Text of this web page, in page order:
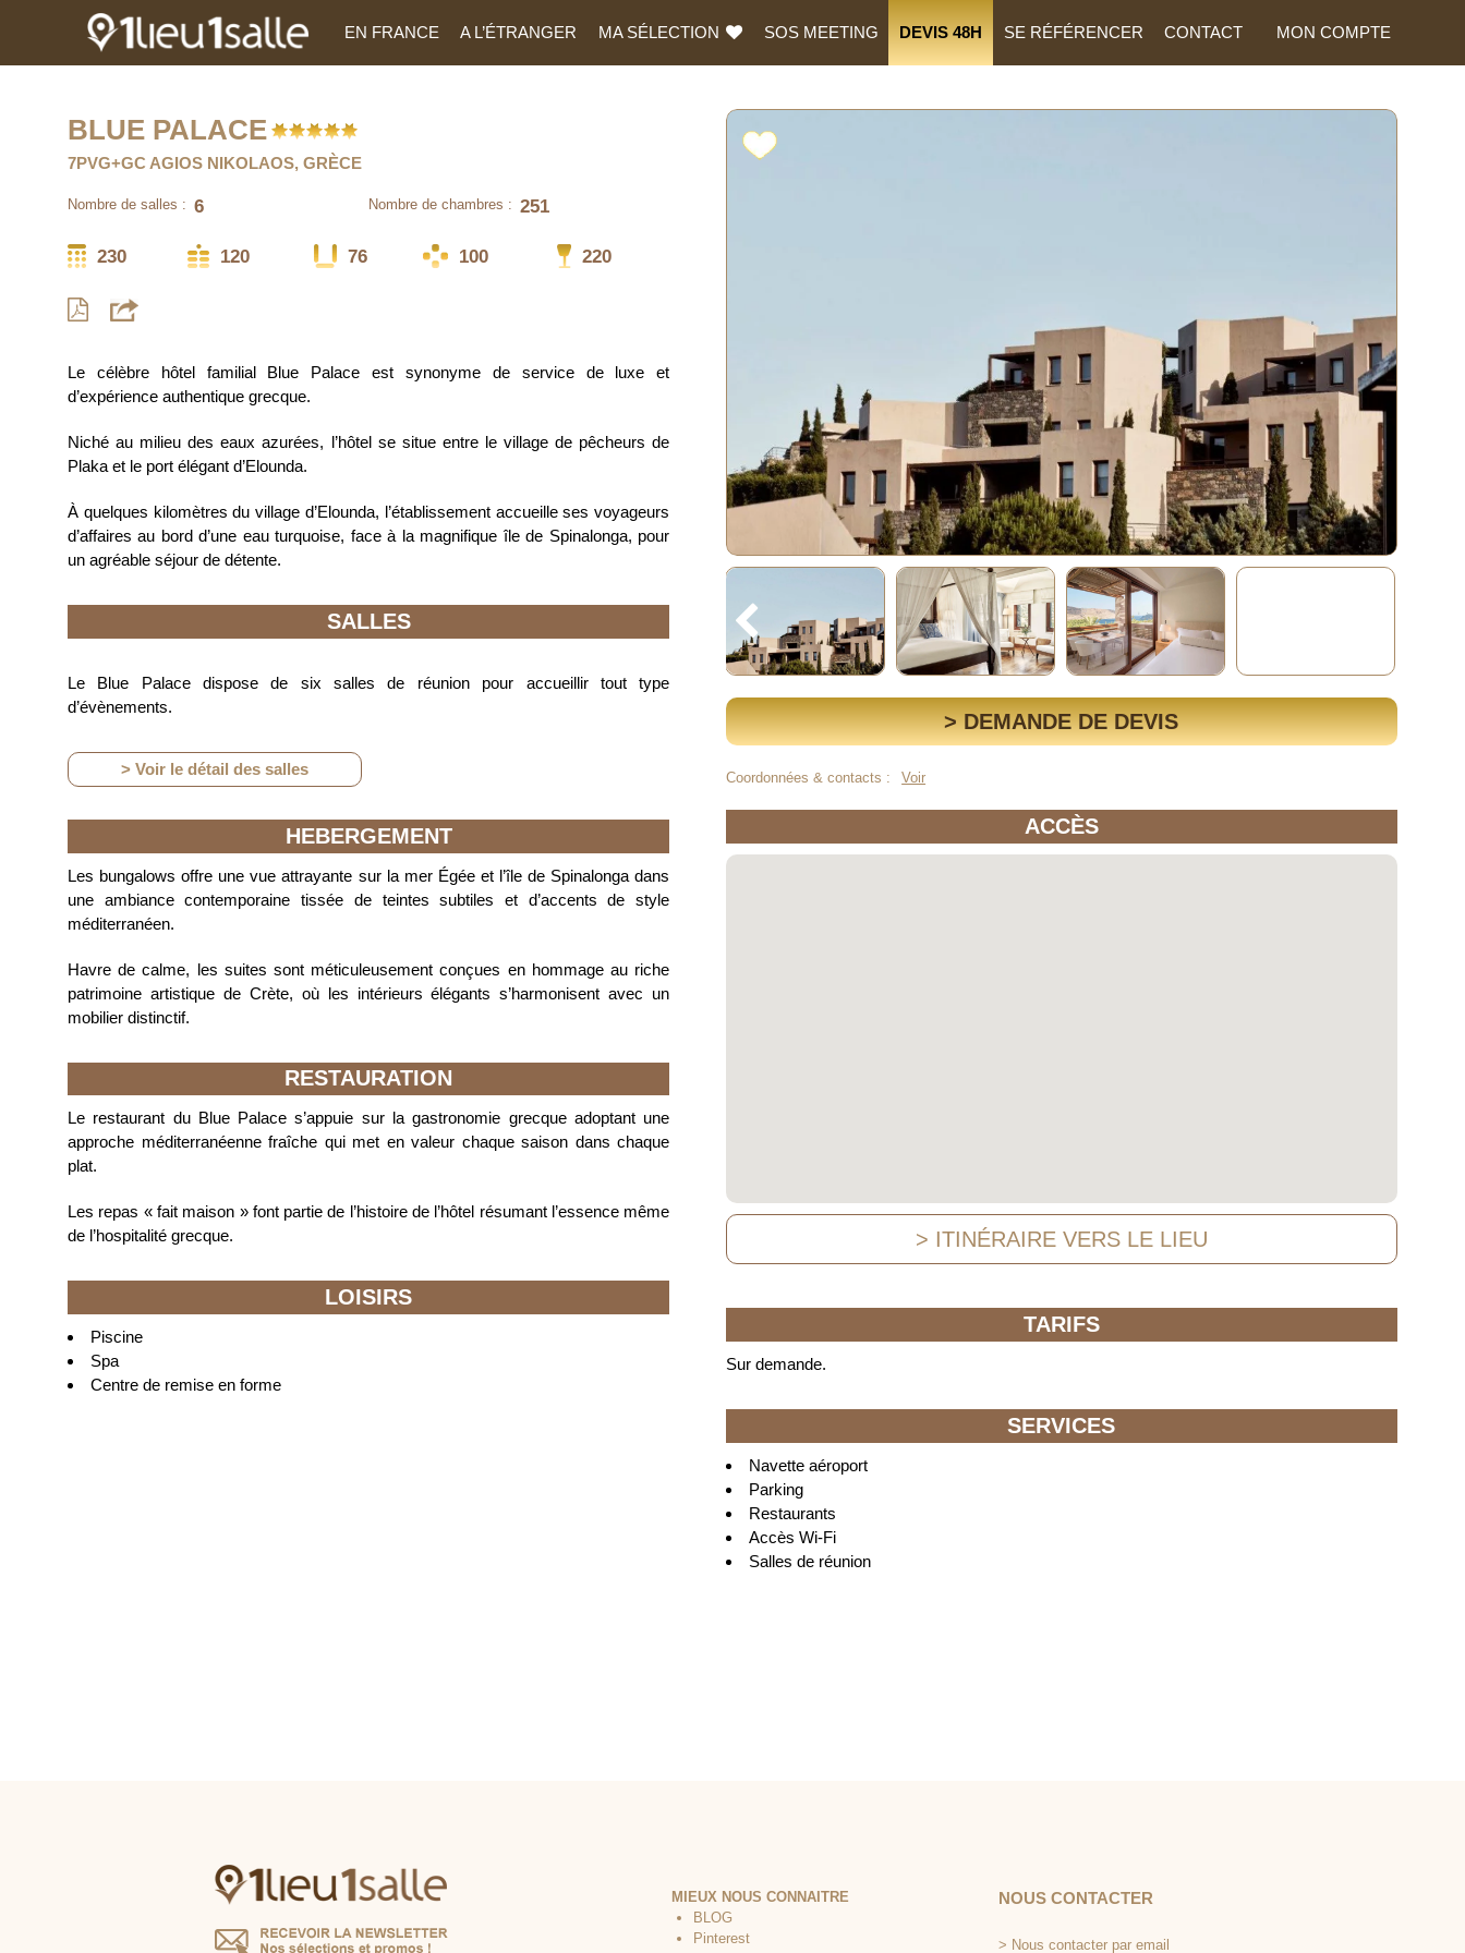
EN FRANCE A L’ÉTRANGER MA SÉLECTION SOS MEETING DEVIS 48H SE RÉFÉRENCER CONTACT MON COMPTE
BLUE PALACE
7PVG+GC AGIOS NIKOLAOS, GRÈCE
Nombre de salles : 6 Nombre de chambres : 251
230 120 76 100 220
Le célèbre hôtel familial Blue Palace est synonyme de service de luxe et
d’expérience authentique grecque.
Niché au milieu des eaux azurées, l’hôtel se situe entre le village de pêcheurs de
Plaka et le port élégant d’Elounda.
À quelques kilomètres du village d’Elounda, l’établissement accueille ses voyageurs
d’affaires au bord d’une eau turquoise, face à la magnifique île de Spinalonga, pour
un agréable séjour de détente.
SALLES
Le Blue Palace dispose de six salles de réunion pour accueillir tout type
d’évènements.
> Voir le détail des salles
HEBERGEMENT
Les bungalows offre une vue attrayante sur la mer Égée et l’île de Spinalonga dans
une ambiance contemporaine tissée de teintes subtiles et d’accents de style
méditerranéen.
Havre de calme, les suites sont méticuleusement conçues en hommage au riche
patrimoine artistique de Crète, où les intérieurs élégants s’harmonisent avec un
mobilier distinctif.
RESTAURATION
Le restaurant du Blue Palace s’appuie sur la gastronomie grecque adoptant une
approche méditerranéenne fraîche qui met en valeur chaque saison dans chaque
plat.
Les repas « fait maison » font partie de l’histoire de l’hôtel résumant l’essence même
de l’hospitalité grecque.
LOISIRS
Piscine
Spa
Centre de remise en forme
> DEMANDE DE DEVIS
Coordonnées & contacts : Voir
ACCÈS
> ITINÉRAIRE VERS LE LIEU
TARIFS
Sur demande.
SERVICES
Navette aéroport
Parking
Restaurants
Accès Wi-Fi
Salles de réunion
MIEUX NOUS CONNAITRE
BLOG
Pinterest
NOUS CONTACTER
> Nous contacter par email